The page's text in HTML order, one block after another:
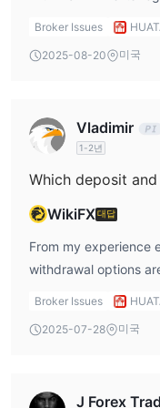
both in China by
compliance
eliminates them.
broad product
such as stocks,
commodities, for
markets—especially
this focused
(including mobile),
and the absence of
Broker Issues
2025-08-20 미국
Vladimir
1-2년
WikiFX대답
From my experience
withdrawal options
using major Chinese
cards, PayPal, Skrill,
Broker Issues
2025-07-28 미국
J Forex